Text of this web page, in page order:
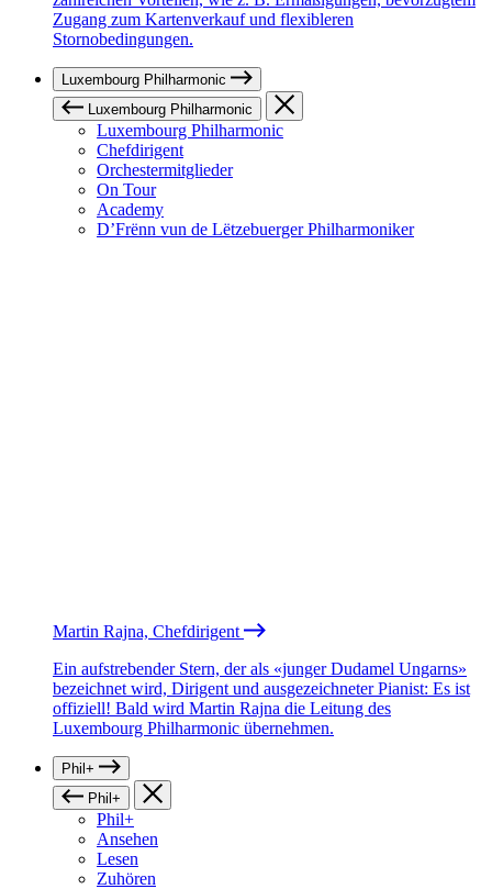
Zugang zum Kartenverkauf und flexibleren
Stornobedingungen.
Luxembourg Philharmonic
Luxembourg Philharmonic
Luxembourg Philharmonic
Chefdirigent
Orchestermitglieder
On Tour
Academy
D’Frënn vun de Lëtzebuerger Philharmoniker
Martin Rajna, Chefdirigent
Ein aufstrebender Stern, der als «junger Dudamel Ungarns»
bezeichnet wird, Dirigent und ausgezeichneter Pianist: Es ist
offiziell! Bald wird Martin Rajna die Leitung des
Luxembourg Philharmonic übernehmen.
Phil+
Phil+
Phil+
Ansehen
Lesen
Zuhören